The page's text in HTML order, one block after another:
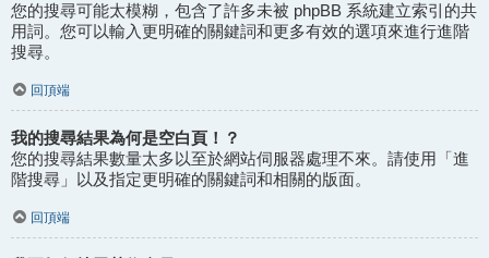
您的搜尋可能太模糊，包含了許多未被 phpBB 系統建立索引的共
用詞。您可以輸入更明確的關鍵詞和更多有效的選項來進行進階
搜尋。
回頂端
我的搜尋結果為何是空白頁！？
您的搜尋結果數量太多以至於網站伺服器處理不來。請使用「進
階搜尋」以及指定更明確的關鍵詞和相關的版面。
回頂端